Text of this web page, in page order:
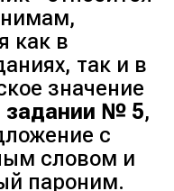
как в
так и в
значение
задании № 5,
с
словом и
пароним.